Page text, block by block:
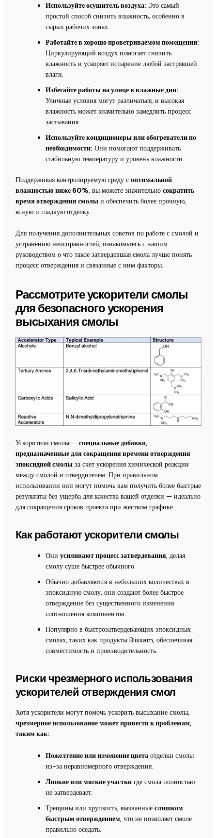
Используйте осушитель воздуха: Это самый
простой способ снизить влажность, особенно в
сырых рабочих зонах.
Работайте в хорошо проветриваемом помещении:
Циркулирующий воздух помогает снизить
влажность и ускоряет испарение любой застрявшей
влаги.
Избегайте работы на улице в влажные дни:
Уличные условия могут различаться, и высокая
влажность может значительно замедлить процесс
застывания.
Используйте кондиционеры или обогреватели по
необходимости: Они помогают поддерживать
стабильную температуру и уровень влажности.
Поддерживая контролируемую среду с оптимальной
влажностью ниже 60%, вы можете значительно сократить
время отверждения смолыи обеспечить более прочную,
ясную и гладкую отделку.
Для получения дополнительных советов по работе с смолой и
устранению неисправностей, ознакомьтесь с нашим
руководством о что такое затвердевшая смолалучше понять
процесс отверждения и связанные с ним факторы.
Рассмотрите ускорители смолы
для безопасного ускорения
высыхания смолы
Ускорители смолы — специальные добавки,
предназначенные для сокращения времени отверждения
эпоксидной смолыза счет ускорения химической реакции
между смолой и отвердителем. При правильном
использовании они могут помочь вам получить более быстрые
результаты без ущерба для качества вашей отделки — идеально
для сокращения сроков проекта при жестком графике.
Как работают ускорители смолы
Они усиливают процесс затвердевания, делая
смолу суше быстрее обычного.
Обычно добавляются в небольших количествах в
эпоксидную смолу, они создают более быстрое
отверждение без существенного изменения
соотношения компонентов.
Популярно в быстрозатвердевающих эпоксидных
смолах, таких как продукты Blissam, обеспечивая
совместимость и производительность.
Риски чрезмерного использования
ускорителей отверждения смол
Хотя ускорители могут помочь ускорить высыхание смолы,
чрезмерное использование может привести к проблемам,
таким как:
Пожелтение или изменение цветаотделки смолы
из-за неравномерного отверждения.
Липкие или мягкие участкигде смола полностью
не затвердевает.
Трещины или хрупкость, вызванные слишком
быстрым отверждением, что не позволяет смоле
правильно оседать.